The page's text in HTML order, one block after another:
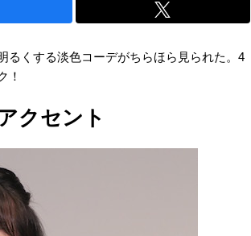
るくする淡色コーデがちらほら見られた。4
！
クセント